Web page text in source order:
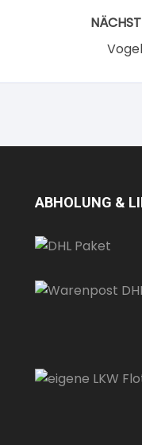
ABHOLUNG &